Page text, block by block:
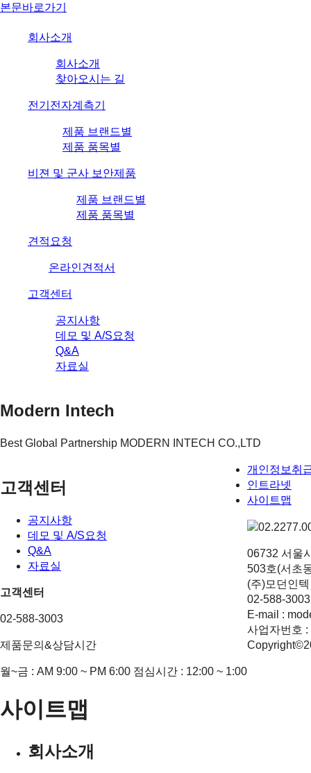
본문바로가기
회사소개
회사소개
찾아오시는 길
전기전자계측기
제품 브랜드별
제품 품목별
비젼 및 군사 보안제품
제품 브랜드별
제품 품목별
견적요청
온라인견적서
고객센터
공지사항
데모 및 A/S요청
Q&A
자료실
Modern Intech
Best Global Partnership MODERN INTECH CO.,LTD
고객센터
공지사항
데모 및 A/S요청
Q&A
자료실
고객센터
02-588-3003
제품문의&상담시간
월~금 : AM 9:00 ~ PM 6:00 점심시간 : 12:00 ~ 1:00
개인정보취
인트라넷
사이트맵
06732 서울
503호(서초
(주)모던인
02-588-
E-mail :
사업자번호
사이트맵
회사소개